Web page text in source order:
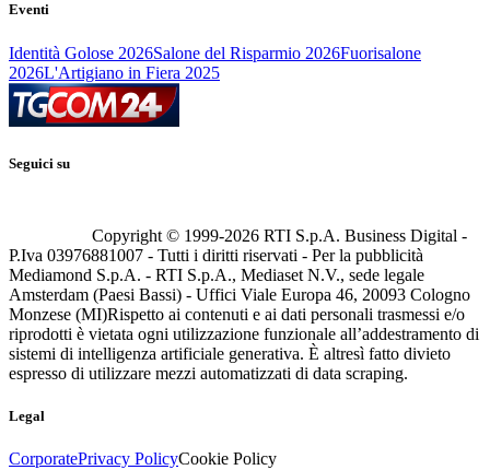
Eventi
Identità Golose 2026Salone del Risparmio 2026Fuorisalone
2026L'Artigiano in Fiera 2025
Seguici su
Copyright © 1999-2026 RTI S.p.A. Business Digital -
P.Iva 03976881007 - Tutti i diritti riservati - Per la pubblicità
Mediamond S.p.A. - RTI S.p.A., Mediaset N.V., sede legale
Amsterdam (Paesi Bassi) - Uffici Viale Europa 46, 20093 Cologno
Monzese (MI)Rispetto ai contenuti e ai dati personali trasmessi e/o
riprodotti è vietata ogni utilizzazione funzionale all’addestramento di
sistemi di intelligenza artificiale generativa. È altresì fatto divieto
espresso di utilizzare mezzi automatizzati di data scraping.
Legal
CorporatePrivacy PolicyCookie Policy